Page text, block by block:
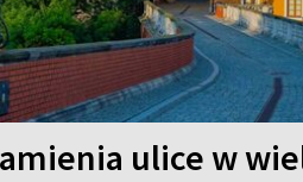
ulice w